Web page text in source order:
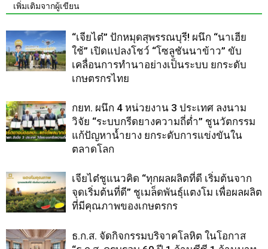
เพิ่มเติมจากผู้เขียน
“เจียไต๋” ปักหมุดสุพรรณบุรี! ผนึก “นาเฮีย
ใช้” เปิดแปลงโชว์ “โซลูชันนาข้าว” ขับ
เคลื่อนการทำนาอย่างเป็นระบบ ยกระดับ
เกษตรกรไทย
กยท. ผนึก 4 หน่วยงาน 3 ประเทศ ลงนาม
วิจัย “ระบบกรีดยางความถี่ต่ำ” ชูนวัตกรรม
แก้ปัญหาน้ำยาง ยกระดับการแข่งขันใน
ตลาดโลก
เจียไต๋ชูแนวคิด “ทุกผลผลิตที่ดี เริ่มต้นจาก
จุดเริ่มต้นที่ดี” ชูเมล็ดพันธุ์แตงโม เพื่อผลผลิต
ที่มีคุณภาพของเกษตรกร
ธ.ก.ส. จัดกิจกรรมบริจาคโลหิต ในโอกาส